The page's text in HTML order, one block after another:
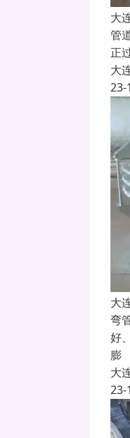
大
管
正
大
23-
大
弯
好
膨
大
23-